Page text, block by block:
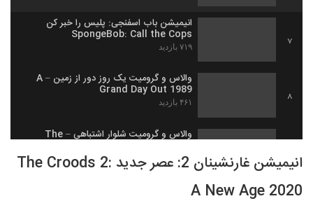
7
انیمیشن باب اسفنجی: پلیس را خبر کن
SpongeBob: Call the Cops
۷۱۹ بازدید
8
والاس و گرومیت یک روز دور از زمین – A
Grand Day Out 1989
۴۶۱ بازدید
والاس و گرومیت شلوار اشتباهی – The
۷۲۷ بازدید
انیمیشن غارنشینان 2: عصر جدید The Croods 2:
A New Age 2020